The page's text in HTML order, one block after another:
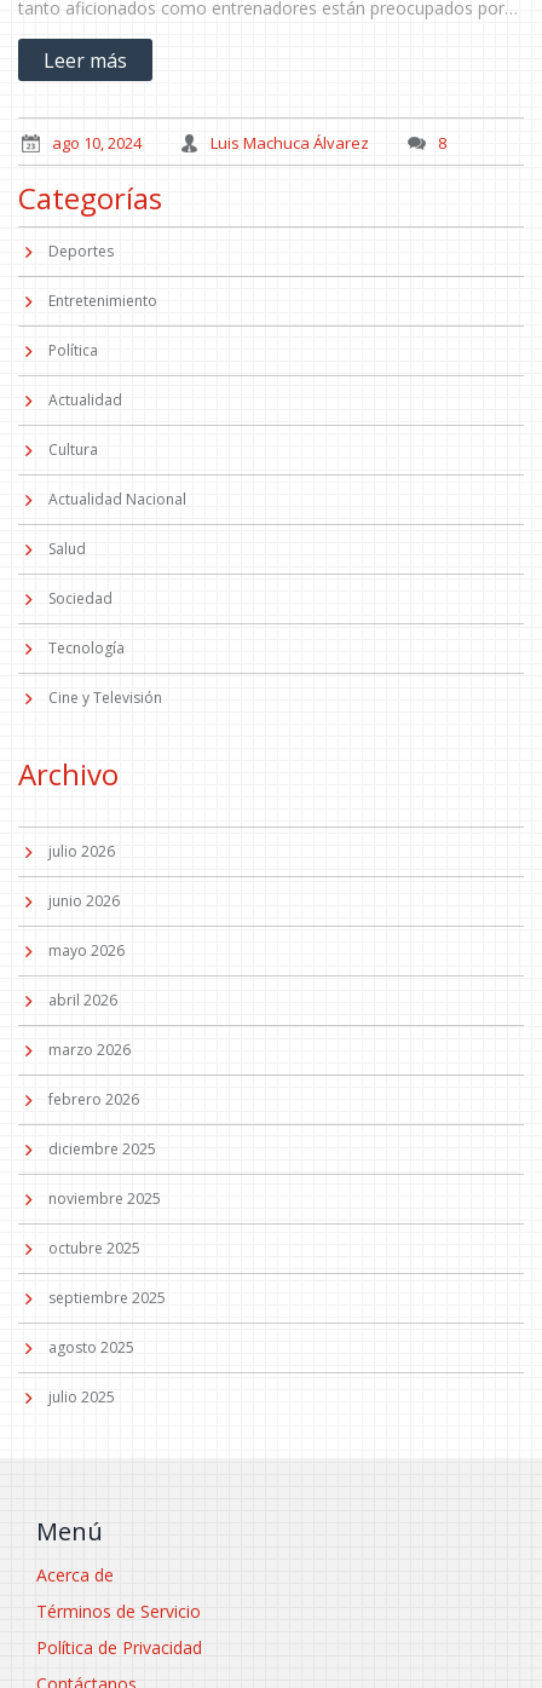
tanto aficionados como entrenadores están preocupados por
su rendimiento inconsistente.
Leer más
ago 10, 2024 Luis Machuca Álvarez 8
Categorías
Deportes
Entretenimiento
Política
Actualidad
Cultura
Actualidad Nacional
Salud
Sociedad
Tecnología
Cine y Televisión
Archivo
julio 2026
junio 2026
mayo 2026
abril 2026
marzo 2026
febrero 2026
diciembre 2025
noviembre 2025
octubre 2025
septiembre 2025
agosto 2025
julio 2025
Menú
Acerca de
Términos de Servicio
Política de Privacidad